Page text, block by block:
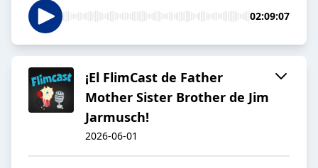
02:09:07
¡El FlimCast de Father
Mother Sister Brother de Jim
Jarmusch!
2026-06-01